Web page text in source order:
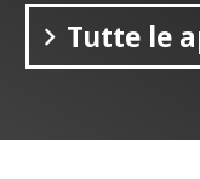
Tutte le